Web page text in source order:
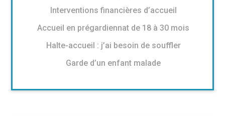
Interventions financières d’accueil
Accueil en prégardiennat de 18 à 30 mois
Halte-accueil : j’ai besoin de souffler
Garde d’un enfant malade